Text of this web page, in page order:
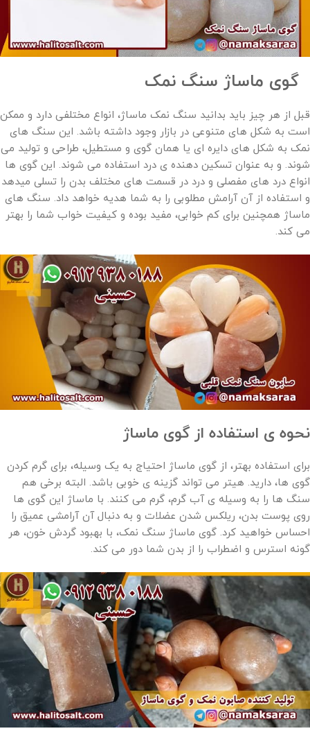
گوی ماساژ سنگ نمک
قبل از هر چیز باید بدانید سنگ ‌نمک ماساژ، انواع مختلفی دارد و ممکن
است به شکل های متنوعی در بازار وجود داشته باشد. این سنگ های
نمک به شکل های دایره ای یا همان گوی و مستطیل، طراحی و تولید می
شوند. و به عنوان تسکین دهنده ی درد استفاده می شوند. این گوی ها
انواع درد های مفصلی و درد در قسمت های مختلف بدن را تسلی میدهد
و استفاده از آن آرامش مطلوبی را به شما هدیه خواهد داد. سنگ های
ماساژ همچنین برای کم خوابی، مفید بوده و کیفیت خواب شما را بهتر
می کند.
نحوه ی استفاده از گوی ماساژ
برای استفاده بهتر، از گوی ماساژ احتیاج به یک وسیله، برای گرم کردن
گوی ها، دارید. هیتر می تواند گزینه ی خوبی باشد. البته برخی هم
سنگ ها را به وسیله ی آب گرم، گرم می کنند. با ماساژ این گوی ها
روی پوست بدن، ریلکس شدن عضلات و به دنبال آن آرامشی عمیق را
احساس خواهید کرد. گوی ماساژ سنگ نمک، با بهبود گردش خون، هر
گونه استرس و اضطراب را از بدن شما دور می کند.